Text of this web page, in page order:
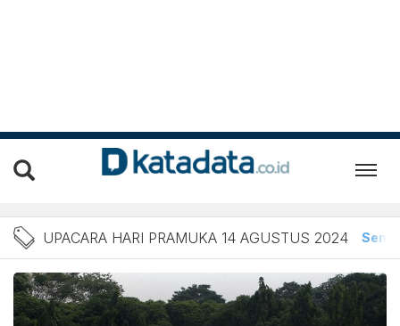
Berita Upacara Hari
UPACARA HARI PRAMUKA 14 AGUSTUS 2024